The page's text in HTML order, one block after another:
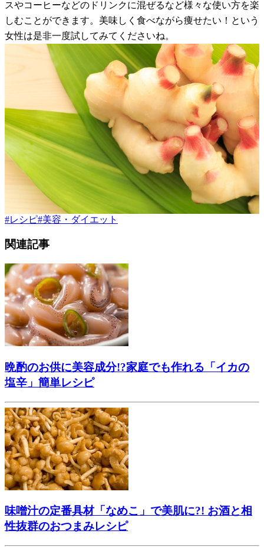
スやコーヒーなどのドリンクに混ぜるなど様々な使い方を楽
しむことができます。美味しく食べながら痩せたい！という
女性は是非一度試してみてくださいね。
#レシピ#美容・ダイエット
関連記事
晩酌のお供に美容成分!?家庭でも作れる「イカの
塩辛」簡単レシピ
味噌汁の定番具材「なめこ」で美肌に?! お酒と相
性抜群のおつまみレシピ